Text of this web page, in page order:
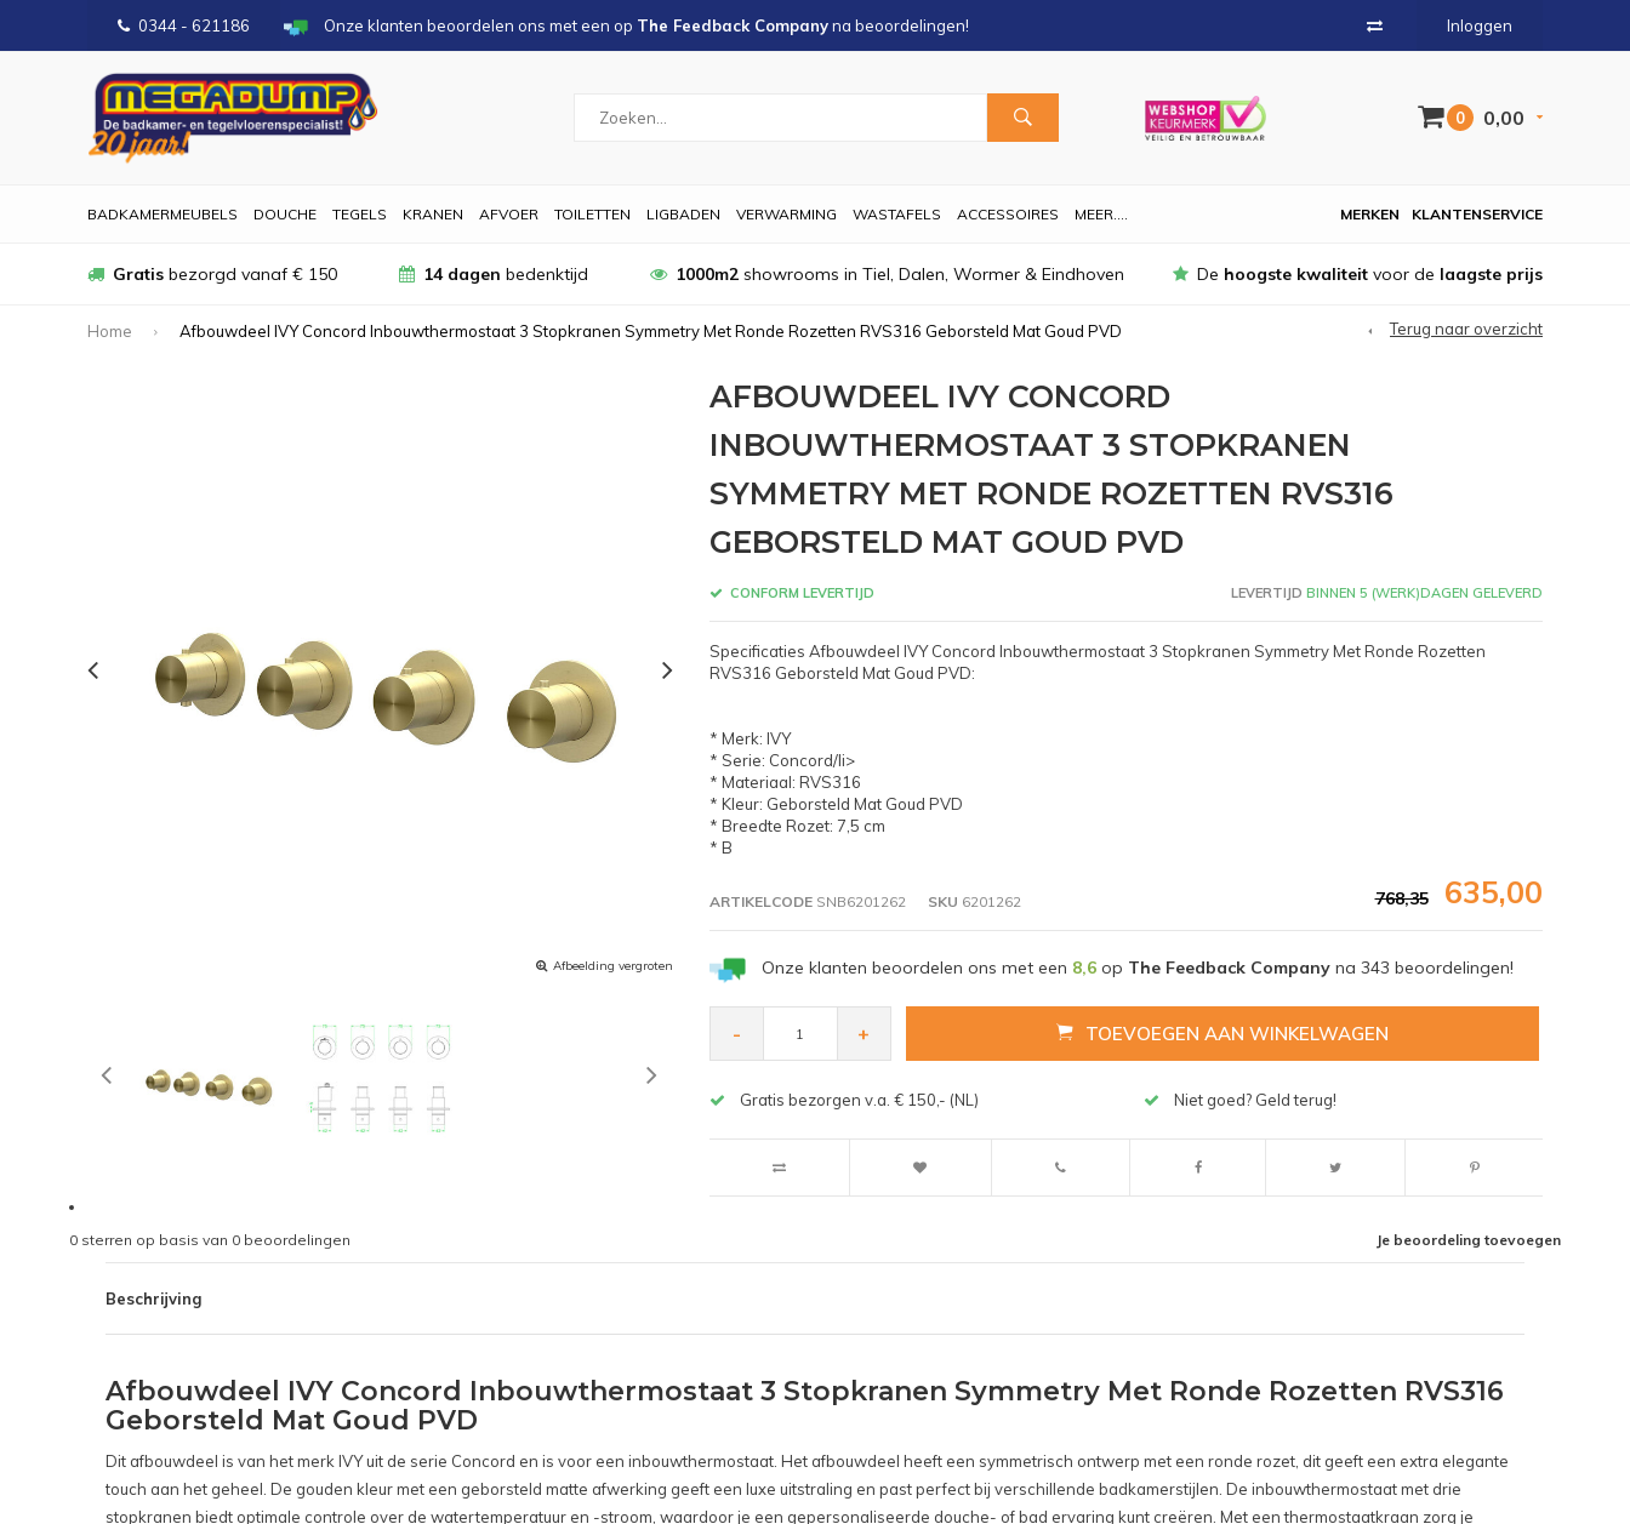
0344 - 621186 Onze klanten beoordelen ons met een op The Feedback Companyna beoordelingen! Inloggen
0 0,00
BADKAMERMEUBELS DOUCHE TEGELS KRANEN AFVOER TOILETTEN LIGBADEN VERWARMING WASTAFELS ACCESSOIRES MEER.... KLANTENSERVICE
MERKEN
Gratis bezorgd vanaf € 150 14 dagen bedenktijd 1000m2showrooms in Tiel, Dalen, Wormer & Eindhoven De hoogste kwaliteit voor de laagste prijs
Home Afbouwdeel IVY Concord Inbouwthermostaat 3 Stopkranen Symmetry Met Ronde Rozetten RVS316 Geborsteld Mat Goud PVD Terug naar overzicht
Afbeelding vergroten Afbeelding vergroten
AFBOUWDEEL IVY CONCORD
INBOUWTHERMOSTAAT 3 STOPKRANEN
SYMMETRY MET RONDE ROZETTEN RVS316
GEBORSTELD MAT GOUD PVD
CONFORM LEVERTIJD LEVERTIJD BINNEN 5 (WERK)DAGEN GELEVERD
Specificaties Afbouwdeel IVY Concord Inbouwthermostaat 3 Stopkranen Symmetry Met Ronde Rozetten
RVS316 Geborsteld Mat Goud PVD:
* Merk: IVY
* Serie: Concord/li>
* Materiaal: RVS316
* Kleur: Geborsteld Mat Goud PVD
* Breedte Rozet: 7,5 cm
* B
ARTIKELCODESNB6201262 SKU 6201262 768,35 635,00
Onze klanten beoordelen ons met een 8,6op The Feedback Companyna 343 beoordelingen!
- + TOEVOEGEN AAN WINKELWAGEN
Gratis bezorgen v.a. € 150,- (NL) Niet goed? Geld terug!
Je beoordeling toevoegen
0 sterren op basis van 0 beoordelingen
Beschrijving
Afbouwdeel IVY Concord Inbouwthermostaat 3 Stopkranen Symmetry Met Ronde Rozetten RVS316
Geborsteld Mat Goud PVD
Dit afbouwdeel is van het merk IVY uit de serie Concord en is voor een inbouwthermostaat. Het afbouwdeel heeft een symmetrisch ontwerp met een ronde rozet, dit geeft een extra elegante
touch aan het geheel. De gouden kleur met een geborsteld matte afwerking geeft een luxe uitstraling en past perfect bij verschillende badkamerstijlen. De inbouwthermostaat met drie
stopkranen biedt optimale controle over de watertemperatuur en -stroom, waardoor je een gepersonaliseerde douche- of bad ervaring kunt creëren. Met een thermostaatkraan zorg je